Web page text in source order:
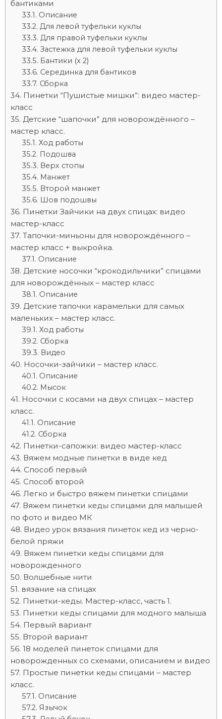
бантиками
Описание
Для левой туфельки куклы
Для правой туфельки куклы
Застежка для левой туфельки куклы
Бантики (х 2)
Серединка для бантиков
Сборка
Пинетки “Пушистые мишки”: видео мастер-
класс
Детские “шапочки” для новорождённого –
мастер класс.
Ход работы
Подошва
Верх стопы
Манжет
Второй манжет
Шов подошвы
Пинетки Зайчики на двух спицах: видео
мастер-класс
Тапочки-миньоны для новорождённого –
мастер класс + выкройка.
Описание
Детские носочки “крокодильчики” спицами
для новорождённых – мастер класс
Описание
Детские тапочки карамельки для самых
маленьких – мастер класс.
Ход работы
Сборка
Видео
Носочки-зайчики – мастер класс.
Описание
Мысок
Носочки с косами на двух спицах – мастер
класс.
Описание
Сборка
Пинетки-сапожки: видео мастер-класс
Вяжем модные пинетки в виде кед
Способ первый
Способ второй
Легко и быстро вяжем пинетки спицами
Вяжем пинетки кеды спицами для малышей
по фото и видео МК
Видео урок вязания пинеток кед из черно-
белой пряжи
Вяжем пинетки кеды спицами для
новорожденного
Волшебные нити
вязание на спицах
Пинетки-кеды. Мастер-класс, часть 1.
Пинетки кеды спицами для модного малыша
Первый вариант
Второй вариант
18 моделей пинеток спицами для
новорожденных со схемами, описанием и видео
Простые пинетки кеды спицами – мастер
класс.
Описание
Язычок